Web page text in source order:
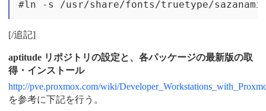
[/追記]
aptitude リポジトリの設定と、各パッケージの最新版の取
得・インストール
http://pve.proxmox.com/wiki/
を参考に下記を行う。